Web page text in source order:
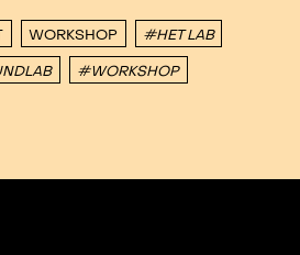
WORKSHOP #HET LAB
#WORKSHOP